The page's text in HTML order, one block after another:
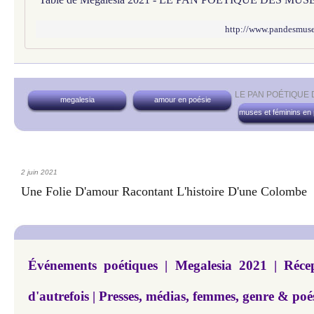
http://
LE PAN POÉTIQUE
megalesia
amour en poésie
muses et féminins en
2 juin 2021
Une Folie D'amour Racontant L'histoire D'une Colombe
Événements poétiques | Megalesia 2021 |
d'autrefois | Presses, médias, femmes, genre &